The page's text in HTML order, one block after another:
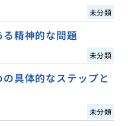
未分類
精神的な問題
未分類
具体的なステップと
未分類